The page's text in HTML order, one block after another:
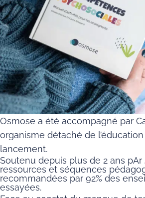
Osmose a été accompagné par
organisme détaché de
lancement.
Soutenu depuis plus de 2 ans pAr
ressources et séquences
recommandées par 92% des
essayées.